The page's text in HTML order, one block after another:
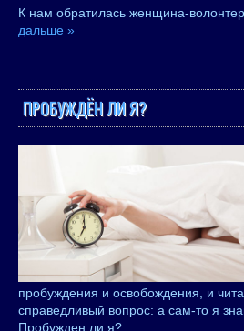
К нам обратилась женщина-волонтер
дальше »
ПРОБУЖДЁН ЛИ Я?
пробуждения и освобождения, и
справедливый вопрос: а сам-то я
Пробужден ли я?